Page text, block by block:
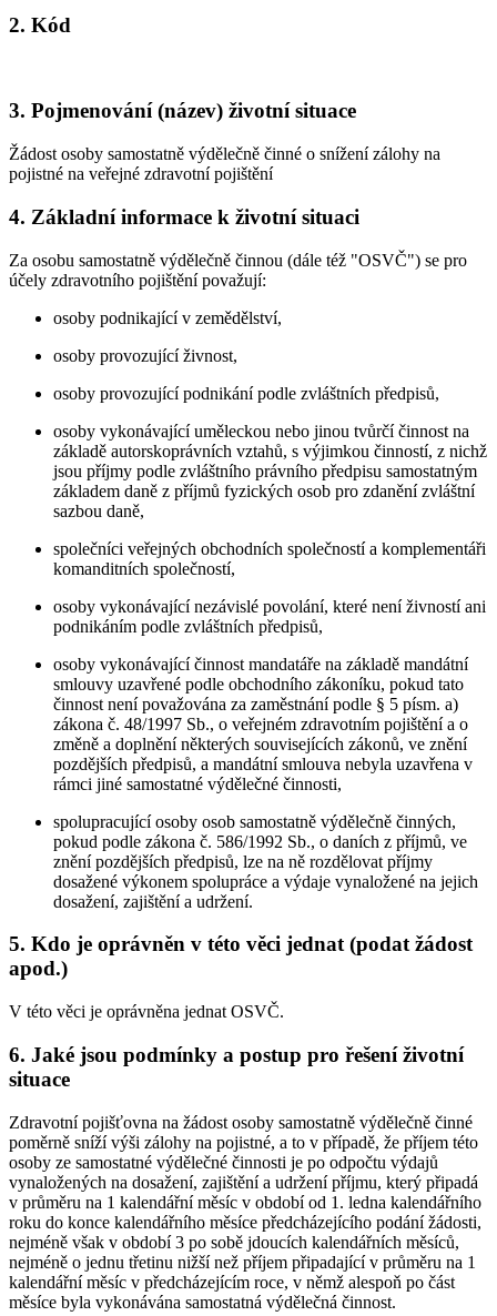
2. Kód
3. Pojmenování (název) životní situace
Žádost osoby samostatně výdělečně činné o snížení zálohy na
pojistné na veřejné zdravotní pojištění
4. Základní informace k životní situaci
Za osobu samostatně výdělečně činnou (dále též "OSVČ") se pro
účely zdravotního pojištění považují:
osoby podnikající v zemědělství,
osoby provozující živnost,
osoby provozující podnikání podle zvláštních předpisů,
osoby vykonávající uměleckou nebo jinou tvůrčí činnost na
základě autorskoprávních vztahů, s výjimkou činností, z nichž
jsou příjmy podle zvláštního právního předpisu samostatným
základem daně z příjmů fyzických osob pro zdanění zvláštní
sazbou daně,
společníci veřejných obchodních společností a komplementáři
komanditních společností,
osoby vykonávající nezávislé povolání, které není živností ani
podnikáním podle zvláštních předpisů,
osoby vykonávající činnost mandatáře na základě mandátní
smlouvy uzavřené podle obchodního zákoníku, pokud tato
činnost není považována za zaměstnání podle § 5 písm. a)
zákona č. 48/1997 Sb., o veřejném zdravotním pojištění a o
změně a doplnění některých souvisejících zákonů, ve znění
pozdějších předpisů, a mandátní smlouva nebyla uzavřena v
rámci jiné samostatné výdělečné činnosti,
spolupracující osoby osob samostatně výdělečně činných,
pokud podle zákona č. 586/1992 Sb., o daních z příjmů, ve
znění pozdějších předpisů, lze na ně rozdělovat příjmy
dosažené výkonem spolupráce a výdaje vynaložené na jejich
dosažení, zajištění a udržení.
5. Kdo je oprávněn v této věci jednat (podat žádost
apod.)
V této věci je oprávněna jednat OSVČ.
6. Jaké jsou podmínky a postup pro řešení životní
situace
Zdravotní pojišťovna na žádost osoby samostatně výdělečně činné
poměrně sníží výši zálohy na pojistné, a to v případě, že příjem této
osoby ze samostatné výdělečné činnosti je po odpočtu výdajů
vynaložených na dosažení, zajištění a udržení příjmu, který připadá
v průměru na 1 kalendářní měsíc v období od 1. ledna kalendářního
roku do konce kalendářního měsíce předcházejícího podání žádosti,
nejméně však v období 3 po sobě jdoucích kalendářních měsíců,
nejméně o jednu třetinu nižší než příjem připadající v průměru na 1
kalendářní měsíc v předcházejícím roce, v němž alespoň po část
měsíce byla vykonávána samostatná výdělečná činnost.